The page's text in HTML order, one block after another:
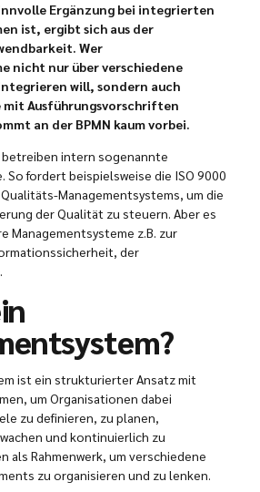
Ergänzung bei integrierten
ist, ergibt sich aus der
Wer
nicht nur über verschiedene
will, sondern auch
mit Ausführungsvorschriften
an der BPMN kaum vorbei.
intern sogenannte
So fordert beispielsweise die ISO 9000
Managementsystems, um die
der Qualität zu steuern. Aber es
Managementsysteme z.B. zur
der
ist ein strukturierter Ansatz mit
um Organisationen dabei
zu definieren, zu planen,
und kontinuierlich zu
als Rahmenwerk, um verschiedene
zu organisieren und zu lenken.